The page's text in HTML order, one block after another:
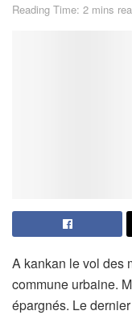
Reading Time: 2 mins
A kankan le vol des
commune urbaine.
épargnés. Le